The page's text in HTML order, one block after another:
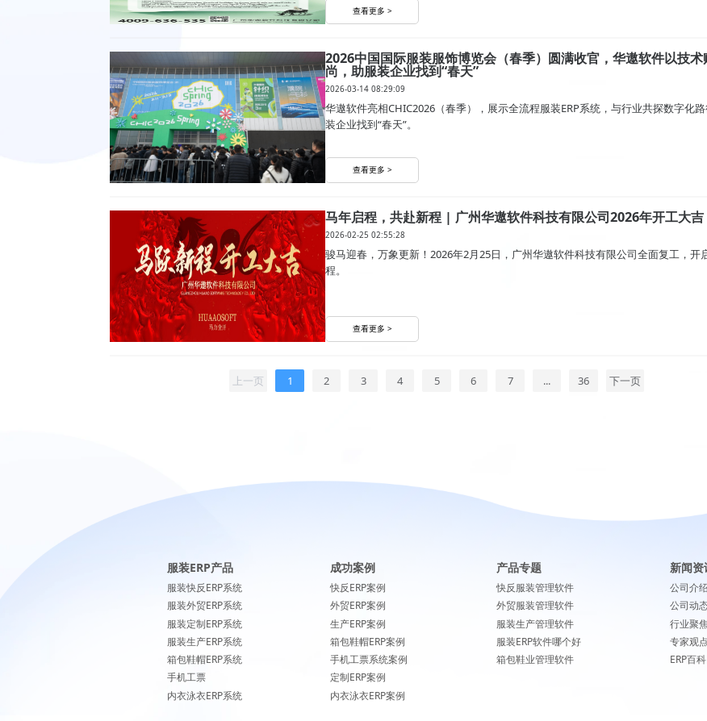
查看更多 >
2026中国国际服装服饰博览会（春季）圆满收官，华遨软件以技术
尚，助服装企业找到“春天”
2026-03-14 08:29:09
华遨软件亮相CHIC2026（春季），展示全流程服装ERP系统，与行业共探数字化
装企业找到“春天”。
查看更多 >
马年启程，共赴新程 | 广州华遨软件科技有限公司2026年开工大吉
2026-02-25 02:55:28
骏马迎春，万象更新！2026年2月25日，广州华遨软件科技有限公司全面复工，开
程。
查看更多 >
上一页 1 2 3 4 5 6 7 ... 36 下一页
服装ERP产品
服装快反ERP系统
服装外贸ERP系统
服装定制ERP系统
服装生产ERP系统
箱包鞋帽ERP系统
手机工票
内衣泳衣ERP系统
成功案例
快反ERP案例
外贸ERP案例
生产ERP案例
箱包鞋帽ERP案例
手机工票系统案例
定制ERP案例
内衣泳衣ERP案例
产品专题
快反服装管理软件
外贸服装管理软件
服装生产管理软件
服装ERP软件哪个好
箱包鞋业管理软件
新闻资
公司介绍
公司动
行业聚
专家观点
ERP百科